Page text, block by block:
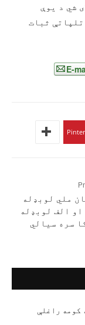
شي د یوې
ثبات
E-
ملي لوبډله
او الف لوبډله
سره سیالي
کومه راغلې